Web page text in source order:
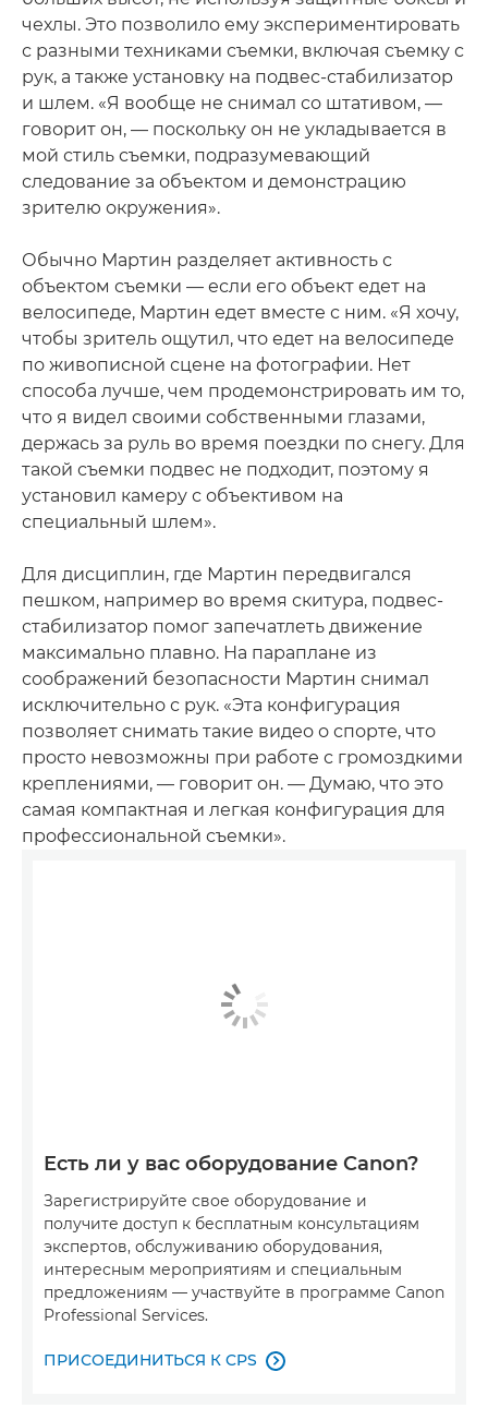
чехлы. Это позволило ему экспериментировать
с разными техниками съемки, включая съемку с
рук, а также установку на подвес-стабилизатор
и шлем. «Я вообще не снимал со штативом, —
говорит он, — поскольку он не укладывается в
мой стиль съемки, подразумевающий
следование за объектом и демонстрацию
зрителю окружения».
Обычно Мартин разделяет активность с
объектом съемки — если его объект едет на
велосипеде, Мартин едет вместе с ним. «Я хочу,
чтобы зритель ощутил, что едет на велосипеде
по живописной сцене на фотографии. Нет
способа лучше, чем продемонстрировать им то,
что я видел своими собственными глазами,
держась за руль во время поездки по снегу. Для
такой съемки подвес не подходит, поэтому я
установил камеру с объективом на
специальный шлем».
Для дисциплин, где Мартин передвигался
пешком, например во время скитура, подвес-
стабилизатор помог запечатлеть движение
максимально плавно. На параплане из
соображений безопасности Мартин снимал
исключительно с рук. «Эта конфигурация
позволяет снимать такие видео о спорте, что
просто невозможны при работе с громоздкими
креплениями, — говорит он. — Думаю, что это
самая компактная и легкая конфигурация для
профессиональной съемки».
Есть ли у вас оборудование Canon?
Зарегистрируйте свое оборудование и
получите доступ к бесплатным консультациям
экспертов, обслуживанию оборудования,
интересным мероприятиям и специальным
предложениям — участвуйте в программе Canon
Professional Services.
ПРИСОЕДИНИТЬСЯ К CPS 